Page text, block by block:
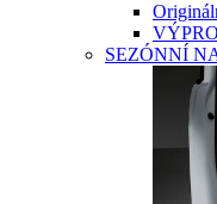
SEZÓNNÍ